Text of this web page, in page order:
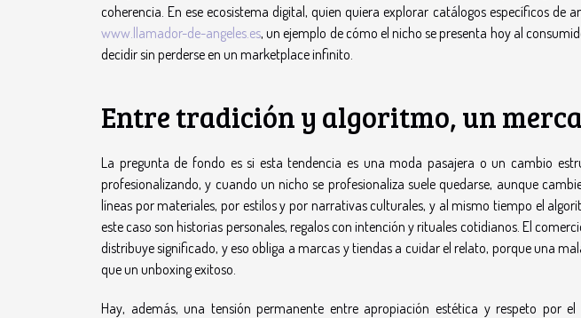
coherencia. En ese ecosistema digital, quien quiera explorar catálogos específicos de
www.llamador-de-angeles.es, un ejemplo de cómo el nicho se presenta hoy al
decidir sin perderse en un marketplace infinito.
Entre tradición y algoritmo, un
La pregunta de fondo es si esta tendencia es una moda pasajera o un cambio
profesionalizando, y cuando un nicho se profesionaliza suele quedarse, aunque
líneas por materiales, por estilos y por narrativas culturales, y al mismo tiempo el
este caso son historias personales, regalos con intención y rituales cotidianos. El
distribuye significado, y eso obliga a marcas y tiendas a cuidar el relato, porque una
que un unboxing exitoso.
Hay, además, una tensión permanente entre apropiación estética y respeto por